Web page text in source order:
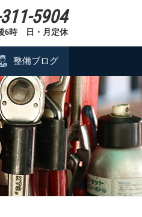
5904
6時 日・月定休
整備ブログ